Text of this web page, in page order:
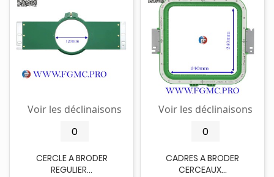
Voir les déclinaisons
CERCLE A BRODER
REGULIER...
Voir les déclinaisons
CADRES A BRODER
CERCEAUX...